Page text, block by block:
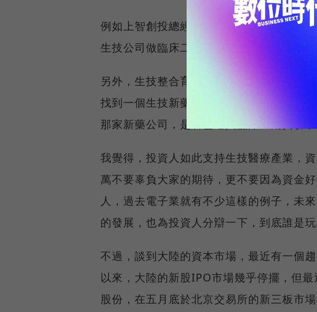
例如上智創投總經理張鴻仁就說，「連我
生技公司做臨床二期實驗，你就知道，台
另外，生技整合育成中心(SIIC)首席顧問蘇
找到一個生技新藥公司的工作，很高興回
那家新藥公司，是否已進入臨床三期實驗了
我覺得，投資人如此支持生技醫療產業，
萬不要辜負大家的期待，更不要因為資金
人，過去電子業就有不少這樣的例子，未
的發展，也為投資人分辯一下，到底誰是
不過，談到大陸的資本市場，最近有一個
以來，大陸的新股IPO市場幾乎停擺，但
股份，在五月底於北京交易所的新三板市